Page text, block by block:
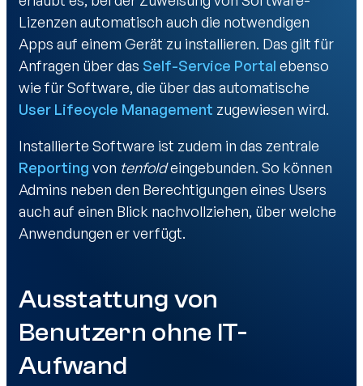
Lizenzen automatisch auch die notwendigen
Apps auf einem Gerät zu installieren. Das gilt für
Anfragen über das Self-Service Portal ebenso
wie für Software, die über das automatische
User Lifecycle Management zugewiesen wird.
Installierte Software ist zudem in das zentrale
Reporting von tenfoldeingebunden. So können
Admins neben den Berechtigungen eines Users
auch auf einen Blick nachvollziehen, über welche
Anwendungen er verfügt.
Ausstattung von
Benutzern ohne IT-
Aufwand